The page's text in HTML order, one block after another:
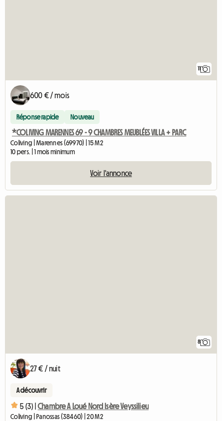
11
600 € / mois
Réponse rapide Nouveau
*COLIVING MARENNES 69 - 9 CHAMBRES MEUBLÉES VILLA + PARC
Coliving | Marennes (69970) | 15 M2
10 pers. | 1 mois minimum
Voir l'annonce
8
27 € / nuit
A découvrir
5 (3) | Chambre A Loué Nord Isère Veyssilieu
Coliving | Panossas (38460) | 20 M2